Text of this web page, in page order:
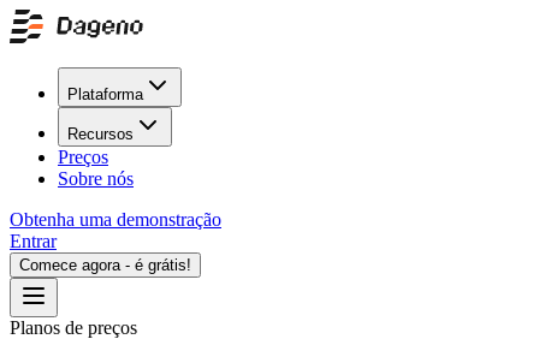
Plataforma
Recursos
Preços
Sobre nós
Obtenha uma demonstração
Entrar
Comece agora - é grátis!
Planos de preços